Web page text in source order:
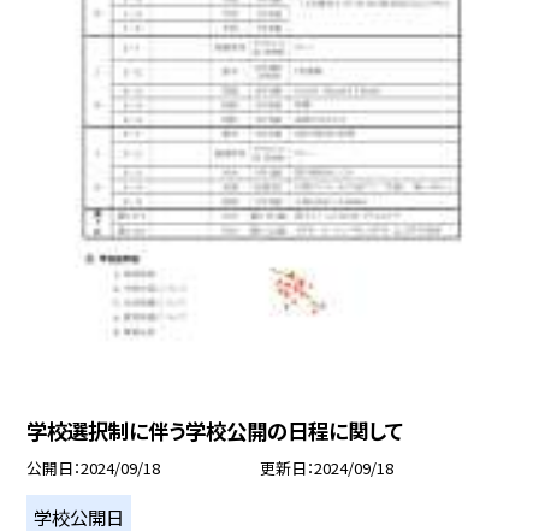
学校選択制に伴う学校公開の日程に関して
公開日 2024/09/18 更新日 2024/09/18
学校公開日